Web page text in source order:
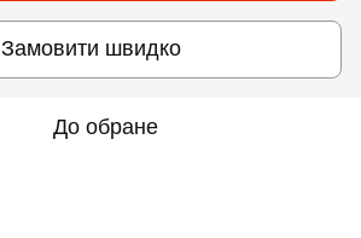
Замовити швидко
До обране